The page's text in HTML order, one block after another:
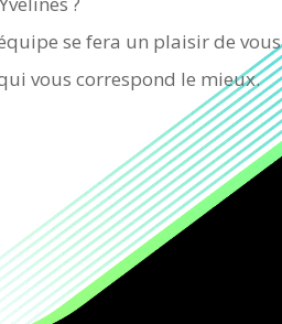
se fera un plaisir de vous
vous correspond le mieux.